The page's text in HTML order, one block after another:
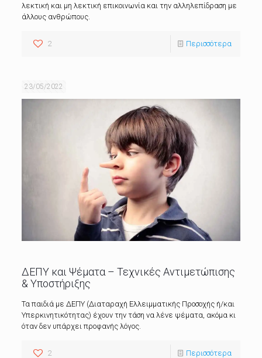
λεκτική και μη λεκτική επικοινωνία και την αλληλεπίδραση με
άλλους ανθρώπους.
2 Περισσότερα
23/05/2022
ΔΕΠΥ και Ψέματα – Τεχνικές Αντιμετώπισης
& Υποστήριξης
Τα παιδιά με ΔΕΠΥ (Διαταραχή Ελλειμματικής Προσοχής ή/και
Υπερκινητικότητας) έχουν την τάση να λένε ψέματα, ακόμα κι
όταν δεν υπάρχει προφανής λόγος.
2 Περισσότερα